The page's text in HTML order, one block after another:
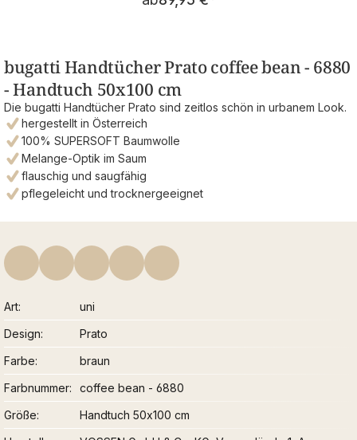
bugatti Handtücher Prato coffee bean - 6880
- Handtuch 50x100 cm
Die bugatti Handtücher Prato sind zeitlos schön in urbanem Look.
hergestellt in Österreich
100% SUPERSOFT Baumwolle
Melange-Optik im Saum
flauschig und saugfähig
pflegeleicht und trocknergeeignet
Art
uni
Design
Prato
Farbe
braun
Farbnummer
coffee bean - 6880
Größe
Handtuch 50x100 cm